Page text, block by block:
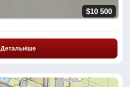
$10 500
Детальніше